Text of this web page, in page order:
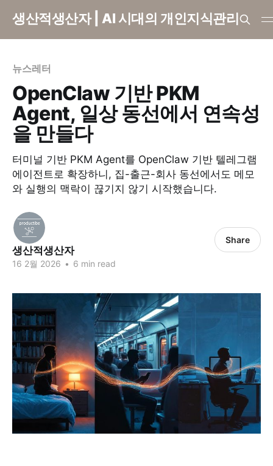
생산적생산자 | AI 시대의 개인지식관리
뉴스레터
OpenClaw 기반 PKM
Agent, 일상 동선에서 연속성
을 만들다
터미널 기반 PKM Agent를 OpenClaw 기반 텔레그램
에이전트로 확장하니, 집-출근-회사 동선에서도 메모
와 실행의 맥락이 끊기지 않기 시작했습니다.
생산적생산자
16 2월 2026 • 6 min read
Share